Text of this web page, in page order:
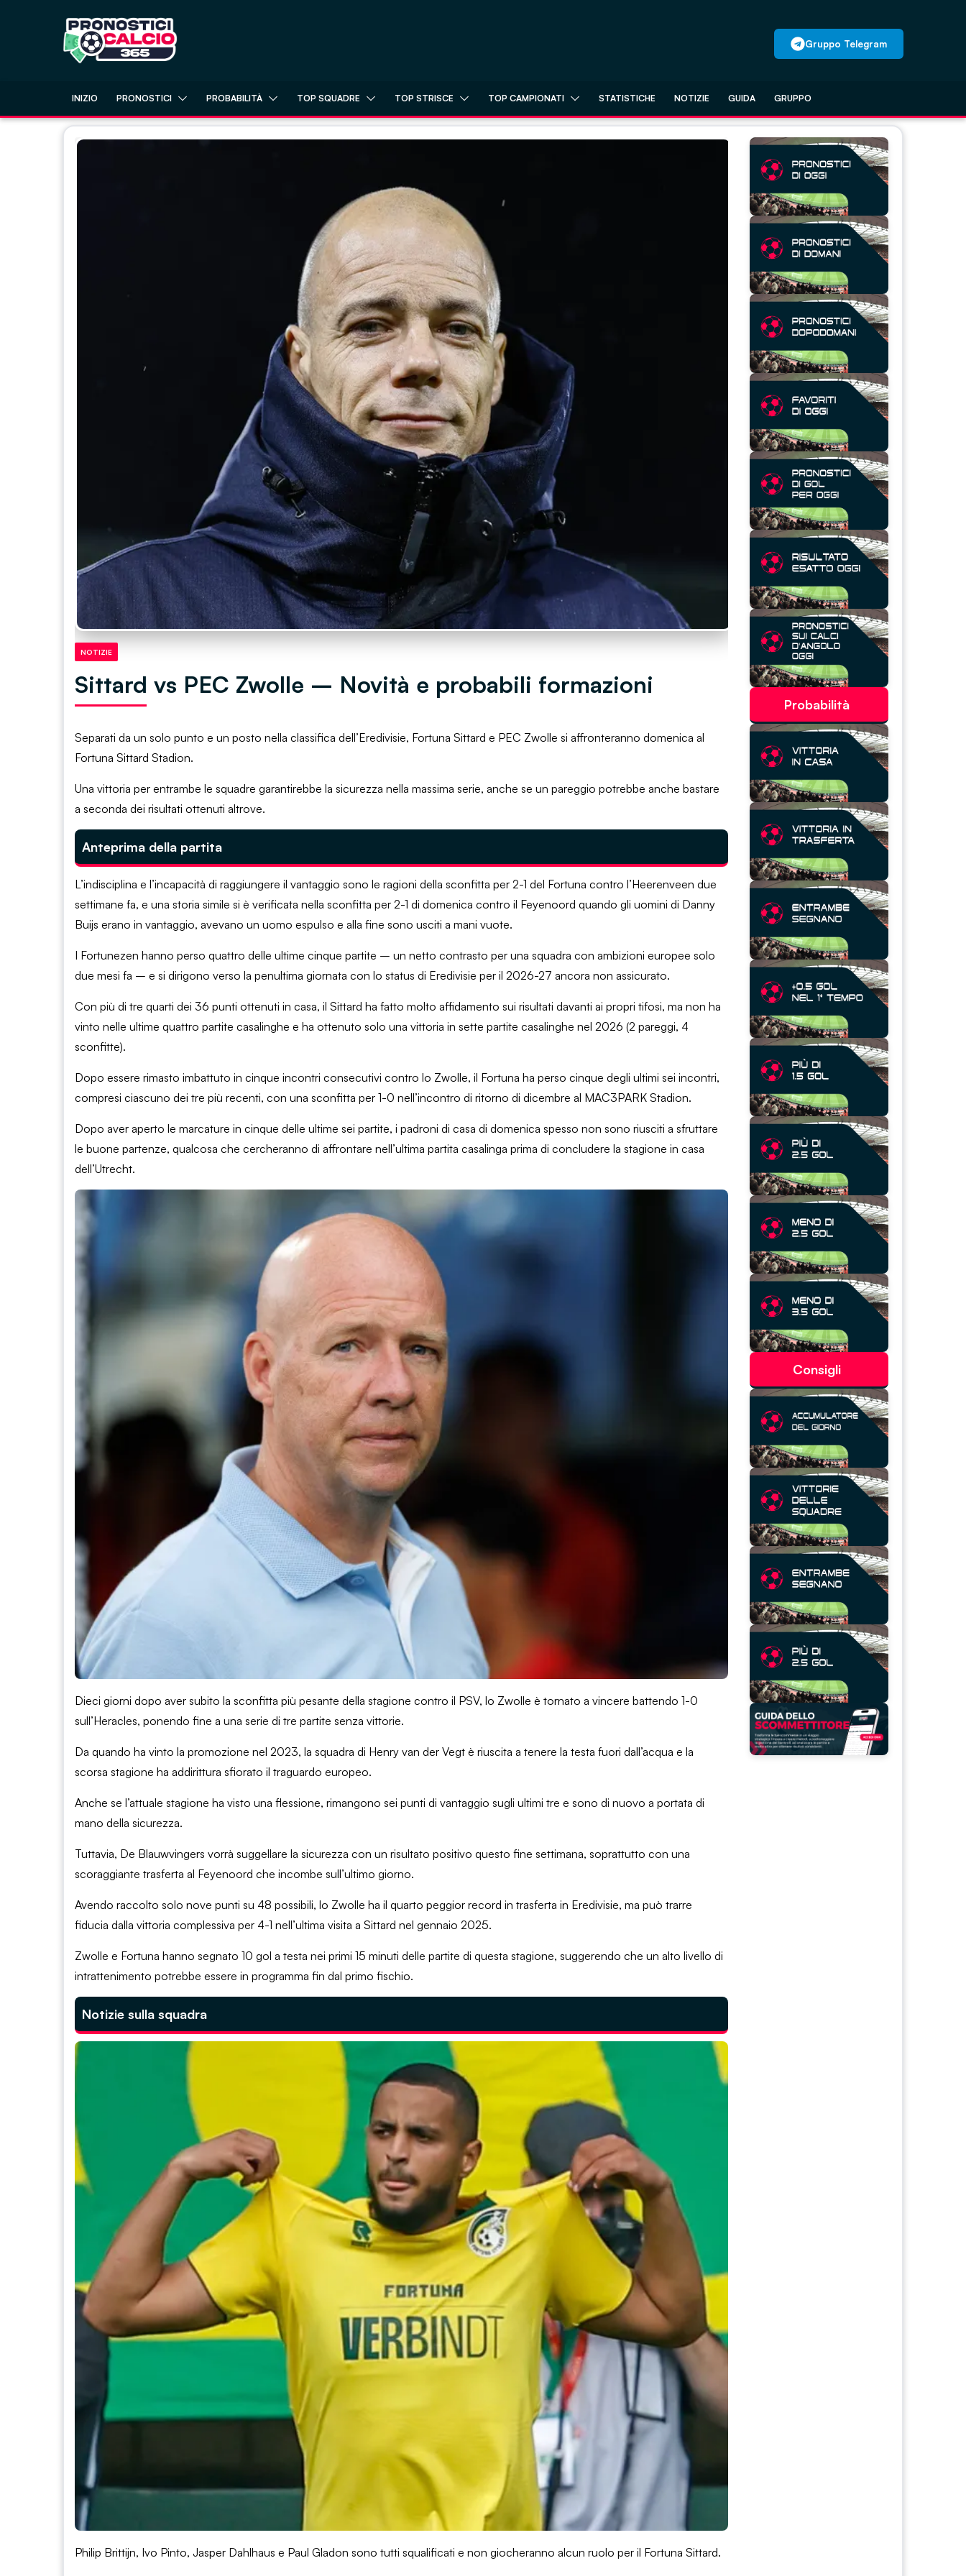
Gruppo Telegram
INIZIO PRONOSTICI PROBABILITÀ TOP SQUADRE TOP STRISCE TOP CAMPIONATI STATISTICHE NOTIZIE GUIDA GRUPPO
NOTIZIE
Sittard vs PEC Zwolle – Novità e probabili formazioni
Separati da un solo punto e un posto nella classifica dell’Eredivisie, Fortuna Sittard e PEC Zwolle si affronteranno domenica al
Fortuna Sittard Stadion.
Una vittoria per entrambe le squadre garantirebbe la sicurezza nella massima serie, anche se un pareggio potrebbe anche bastare
a seconda dei risultati ottenuti altrove.
Anteprima della partita
L’indisciplina e l’incapacità di raggiungere il vantaggio sono le ragioni della sconfitta per 2-1 del Fortuna contro l’Heerenveen due
settimane fa, e una storia simile si è verificata nella sconfitta per 2-1 di domenica contro il Feyenoord quando gli uomini di Danny
Buijs erano in vantaggio, avevano un uomo espulso e alla fine sono usciti a mani vuote.
I Fortunezen hanno perso quattro delle ultime cinque partite – un netto contrasto per una squadra con ambizioni europee solo
due mesi fa – e si dirigono verso la penultima giornata con lo status di Eredivisie per il 2026-27 ancora non assicurato.
Con più di tre quarti dei 36 punti ottenuti in casa, il Sittard ha fatto molto affidamento sui risultati davanti ai propri tifosi, ma non ha
vinto nelle ultime quattro partite casalinghe e ha ottenuto solo una vittoria in sette partite casalinghe nel 2026 (2 pareggi, 4
sconfitte).
Dopo essere rimasto imbattuto in cinque incontri consecutivi contro lo Zwolle, il Fortuna ha perso cinque degli ultimi sei incontri,
compresi ciascuno dei tre più recenti, con una sconfitta per 1-0 nell’incontro di ritorno di dicembre al MAC3PARK Stadion.
Dopo aver aperto le marcature in cinque delle ultime sei partite, i padroni di casa di domenica spesso non sono riusciti a sfruttare
le buone partenze, qualcosa che cercheranno di affrontare nell’ultima partita casalinga prima di concludere la stagione in casa
dell’Utrecht.
Dieci giorni dopo aver subito la sconfitta più pesante della stagione contro il PSV, lo Zwolle è tornato a vincere battendo 1-0
sull’Heracles, ponendo fine a una serie di tre partite senza vittorie.
Da quando ha vinto la promozione nel 2023, la squadra di Henry van der Vegt è riuscita a tenere la testa fuori dall’acqua e la
scorsa stagione ha addirittura sfiorato il traguardo europeo.
Anche se l’attuale stagione ha visto una flessione, rimangono sei punti di vantaggio sugli ultimi tre e sono di nuovo a portata di
mano della sicurezza.
Tuttavia, De Blauwvingers vorrà suggellare la sicurezza con un risultato positivo questo fine settimana, soprattutto con una
scoraggiante trasferta al Feyenoord che incombe sull’ultimo giorno.
Avendo raccolto solo nove punti su 48 possibili, lo Zwolle ha il quarto peggior record in trasferta in Eredivisie, ma può trarre
fiducia dalla vittoria complessiva per 4-1 nell’ultima visita a Sittard nel gennaio 2025.
Zwolle e Fortuna hanno segnato 10 gol a testa nei primi 15 minuti delle partite di questa stagione, suggerendo che un alto livello di
intrattenimento potrebbe essere in programma fin dal primo fischio.
Notizie sulla squadra
Philip Brittijn, Ivo Pinto, Jasper Dahlhaus e Paul Gladon sono tutti squalificati e non giocheranno alcun ruolo per il Fortuna Sittard.
Probabilità
Consigli